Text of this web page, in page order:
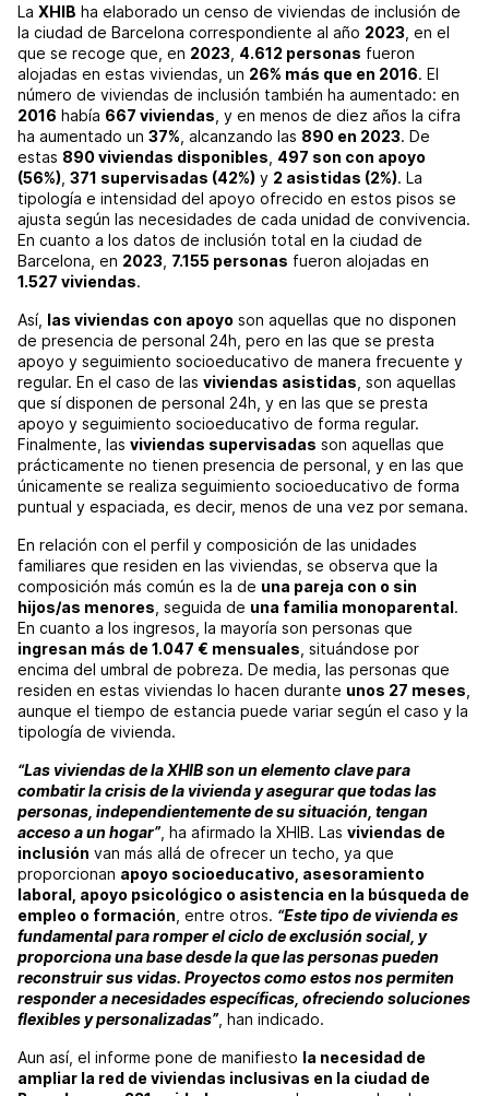
La XHIB ha elaborado un censo de viviendas de inclusión de
la ciudad de Barcelona correspondiente al año 2023 , en el
que se recoge que, en 2023 4.612 personas fueron
alojadas en estas viviendas, un 26% más que en 2016. El
número de viviendas de inclusión también ha aumentado: en
2016 había 667 viviendas , y en menos de diez años la cifra
ha aumentado un 37% , alcanzando las 890 en 2023. De
estas 890 viviendas disponibles 497 son con apoyo
(56%) 371 supervisadas (42%) y 2 asistidas (2%). La
tipología e intensidad del apoyo ofrecido en estos pisos se
ajusta según las necesidades de cada unidad de convivencia.
En cuanto a los datos de inclusión total en la ciudad de
Barcelona, en 2023 7.155 personas fueron alojadas en
1.527 viviendas.
Así, las viviendas con apoyo son aquellas que no disponen
de presencia de personal 24h, pero en las que se presta
apoyo y seguimiento socioeducativo de manera frecuente y
regular. En el caso de las viviendas asistidas , son aquellas
que sí disponen de personal 24h, y en las que se presta
apoyo y seguimiento socioeducativo de forma regular.
Finalmente, las viviendas supervisadas son aquellas que
prácticamente no tienen presencia de personal, y en las que
únicamente se realiza seguimiento socioeducativo de forma
puntual y espaciada, es decir, menos de una vez por semana.
En relación con el perfil y composición de las unidades
familiares que residen en las viviendas, se observa que la
composición más común es la de una pareja con o sin
hijos/as menores , seguida de una familia monoparental.
En cuanto a los ingresos, la mayoría son personas que
ingresan más de 1.047 € mensuales , situándose por
encima del umbral de pobreza. De media, las personas que
residen en estas viviendas lo hacen durante unos 27 meses
aunque el tiempo de estancia puede variar según el caso y la
tipología de vivienda.
“Las viviendas de la XHIB son un elemento clave para
combatir la crisis de la vivienda y asegurar que todas las
personas, independientemente de su situación, tengan
acceso a un hogar” , ha afirmado la XHIB. Las viviendas de
inclusión van más allá de ofrecer un techo, ya que
proporcionan apoyo socioeducativo, asesoramiento
laboral, apoyo psicológico o asistencia en la búsqueda de
empleo o formación , entre otros. “Este tipo de vivienda es
fundamental para romper el ciclo de exclusión social, y
proporciona una base desde la que las personas pueden
reconstruir sus vidas. Proyectos como estos nos permiten
responder a necesidades específicas, ofreciendo soluciones
flexibles y personalizadas” , han indicado.
Aun así, el informe pone de manifiesto la necesidad de
ampliar la red de viviendas inclusivas en la ciudad de